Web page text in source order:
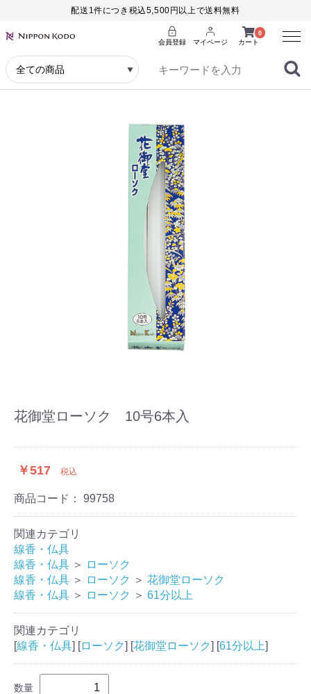
配送1件につき税込5,500円以上で送料無料
0
カート
会員登録 マイページ
Menu
花御堂ローソク 10号6本入
￥517 税込
商品コード： 99758
関連カテゴリ
線香・仏具
線香・仏具 ＞
ローソク
線香・仏具 ＞ ローソク ＞ 花御堂ローソク
線香・仏具 ＞ ローソク ＞ 61分以上
関連カテゴリ
[線香・仏具] [ローソク] [花御堂ローソク] [61分以上]
数量